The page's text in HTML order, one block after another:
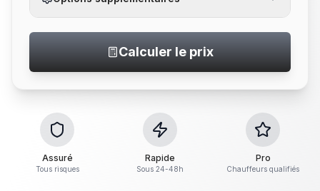
Calculer le prix
Assuré
Tous risques
Rapide
Sous 24-48h
Pro
Chauffeurs qualifiés